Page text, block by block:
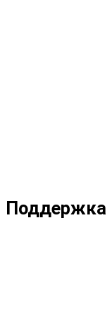
Поддержка